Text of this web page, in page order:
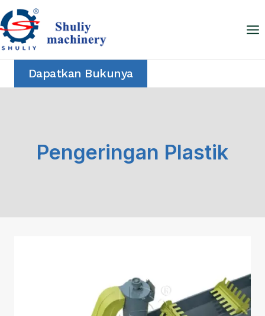
Skip
to
content
Dapatkan Bukunya
Pengeringan Plastik